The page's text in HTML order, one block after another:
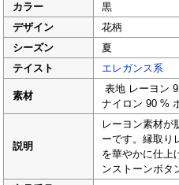
カラー
黒
デザイン
花柄
シーズン
夏
テイスト
エレガンス系
素材
表地 レーヨン
ナイロン 90 %
説明
レーヨン素材が
ーです。縁取り
を華やかに仕上
ンストーンボタ